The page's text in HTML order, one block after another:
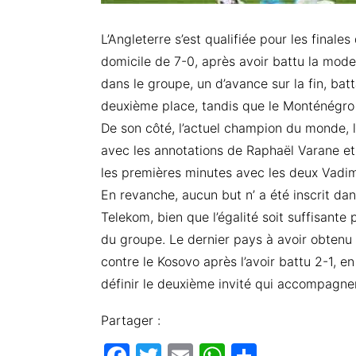
L’Angleterre s’est qualifiée pour les
domicile de 7-0, après avoir battu la
dans le groupe, un d’avance sur la fin,
deuxième place, tandis que le
De son côté, l’actuel champion du
avec les annotations de Raphaël Varane
les premières minutes avec les deux
En revanche, aucun but n’ a été inscrit
Telekom, bien que l’égalité soit
du groupe. Le dernier pays à avoir
contre le Kosovo après l’avoir battu 2-1,
définir le deuxième invité qui
Partager :